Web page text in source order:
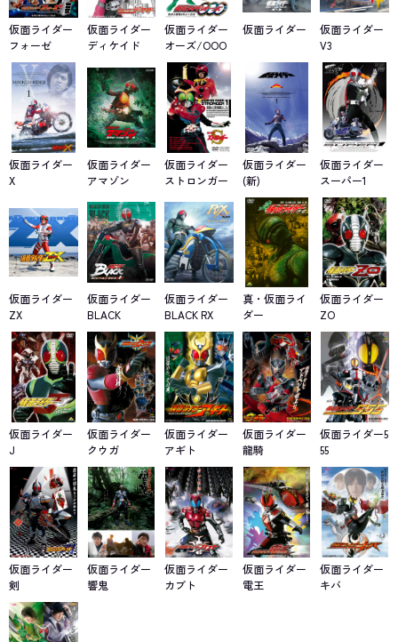
仮面ライダー
フォーゼ
仮面ライダー
ディケイド
仮面ライダー
オーズ/OOO
仮面ライダー
仮面ライダー
V3
仮面ライダー
X
仮面ライダー
アマゾン
仮面ライダー
ストロンガー
仮面ライダー
(新)
仮面ライダー
スーパー1
仮面ライダー
ZX
仮面ライダー
BLACK
仮面ライダー
BLACK RX
真・仮面ライ
ダー
仮面ライダー
ZO
仮面ライダー
J
仮面ライダー
クウガ
仮面ライダー
アギト
仮面ライダー
龍騎
仮面ライダー5
55
仮面ライダー
剣
仮面ライダー
響鬼
仮面ライダー
カブト
仮面ライダー
電王
仮面ライダー
キバ